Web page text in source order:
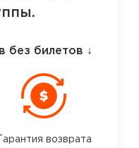
без билетов ↓
Гарантия возврата